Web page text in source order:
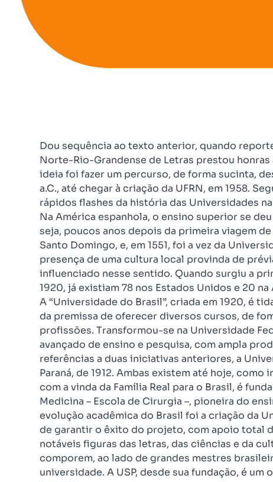
Dou sequência ao texto anterior, quando
Norte-Rio-Grandense de Letras prestou
ideia foi fazer um percurso, de forma sucinta,
a.C., até chegar à criação da UFRN, em 1958.
rápidos flashes da história das Universidades
Na América espanhola, o ensino superior se
seja, poucos anos depois da primeira viagem
Santo Domingo, e, em 1551, foi a vez da
presença de uma cultura local provinda de
influenciado nesse sentido. Quando surgiu a
1920, já existiam 78 nos Estados Unidos e 20 na
A “Universidade do Brasil”, criada em 1920, é
da premissa de oferecer diversos cursos, de
profissões. Transformou-se na Universidade
avançado de ensino e pesquisa, com ampla
referências a duas iniciativas anteriores, a
Paraná, de 1912. Ambas existem até hoje,
com a vinda da Família Real para o Brasil, é
Medicina – Escola de Cirurgia –, pioneira do
evolução acadêmica do Brasil foi a criação da
de garantir o êxito do projeto, com apoio total
notáveis figuras das letras, das ciências e da
comporem, ao lado de grandes mestres
universidade. A USP, desde sua fundação, é